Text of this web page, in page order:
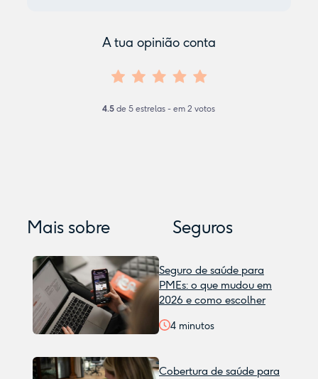
A tua opinião conta
4.5 de5 estrelas - em2 votos
Mais sobre Seguros
Seguro de saúde para
PMEs: o que mudou em
2026 e como escolher
4 minutos
Cobertura de saúde para